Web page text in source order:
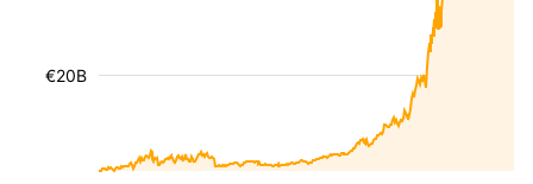
€20B